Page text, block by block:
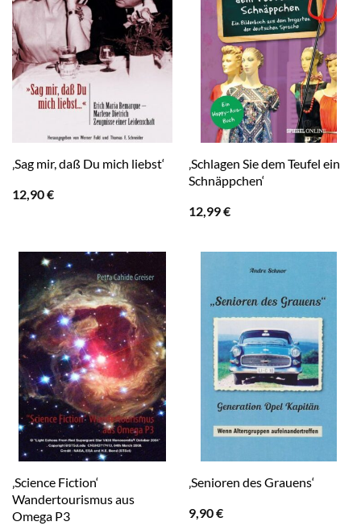
‚Sag mir, daß Du mich liebst‘
12,90€
‚Schlagen Sie dem Teufel ein
Schnäppchen‘
12,99€
‚Science Fiction‘
Wandertourismus aus
Omega P3
‚Senioren des Grauens‘
9,90€